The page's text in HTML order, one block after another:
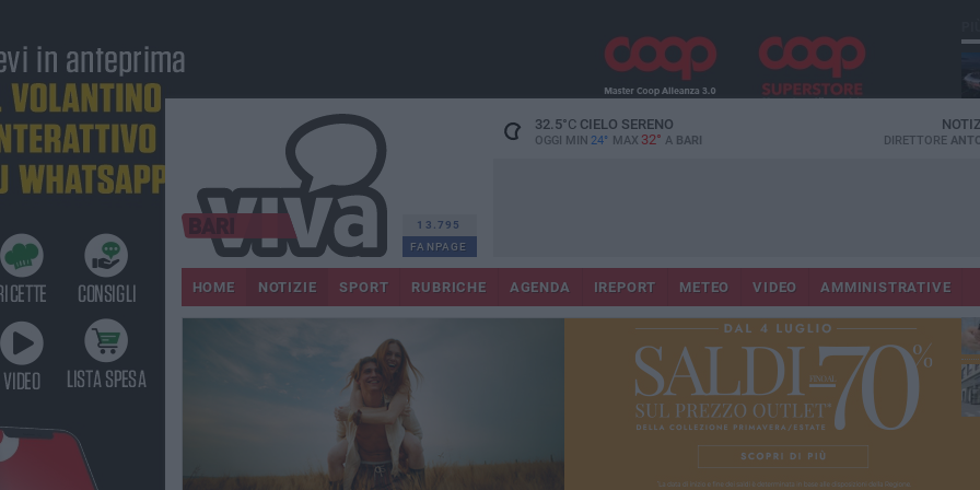
13.795
FANPAGE
32.5°CCIELO SERENO
OGGI MIN 24° MAX 32° A BARI DIRETTORE
HOME NOTIZIE SPORT RUBRICHE AGENDA IREPORT METEO VIDEO AMMINISTRATIVE